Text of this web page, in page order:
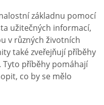
základnu pomocí
užitečných informací,
v různých životních
také zveřejňují příběhy
příběhy pomáhají
co by se mělo